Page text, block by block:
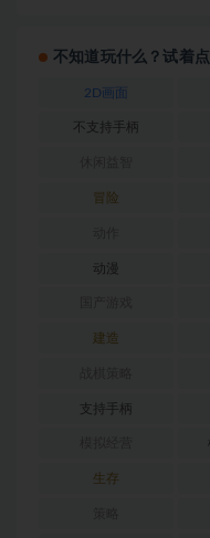
不知道玩什么？试着
2D画面
不支持手柄
冒险
动漫
建造
支持手柄
生存